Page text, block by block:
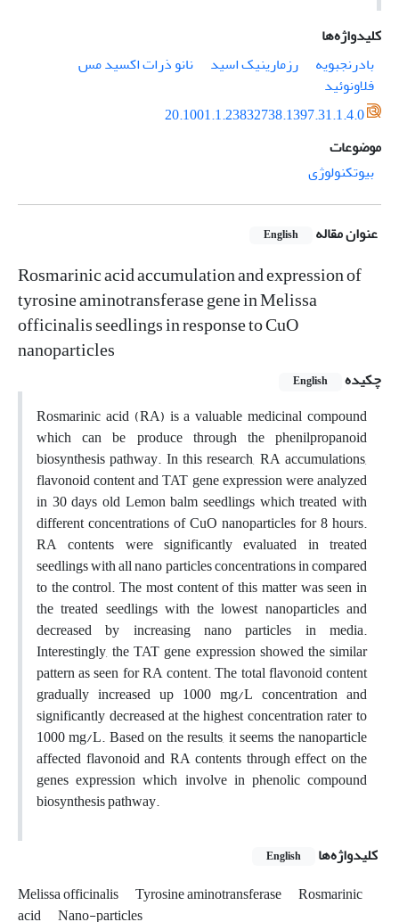
کلیدواژه‌ها
بادرنجبویه
رزمارینیک اسید
نانو ذرات اکسید مس
فلاونوئید
20.1001.1.23832738.1397.31.1.4.0
موضوعات
بیوتکنولوژی
عنوان مقاله English
Rosmarinic acid accumulation and expression of
tyrosine aminotransferase gene in Melissa
officinalis seedlings in response to CuO
nanoparticles
چکیده English
Rosmarinic acid (RA) is a valuable medicinal compound
which can be produce through the phenilpropanoid
biosynthesis pathway. In this research, RA accumulations,
flavonoid content and TAT gene expression were analyzed
in 30 days old Lemon balm seedlings which treated with
different concentrations of CuO nanoparticles for 8 hours.
RA contents were significantly evaluated in treated
seedlings with all nano particles concentrations in compared
to the control. The most content of this matter was seen in
the treated seedlings with the lowest nanoparticles and
decreased by increasing nano particles in media.
Interestingly, the TAT gene expression showed the similar
pattern as seen for RA content. The total flavonoid content
gradually increased up 1000 mg/L concentration and
significantly decreased at the highest concentration rater to
1000 mg/L. Based on the results, it seems the nanoparticle
affected flavonoid and RA contents through effect on the
genes expression which involve in phenolic compound
biosynthesis pathway.
کلیدواژه‌ها
English
Melissa officinalis Tyrosine aminotransferase
Rosmarinic
acid
Nano-particles